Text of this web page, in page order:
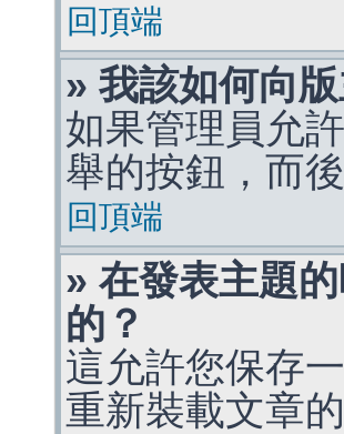
回頂端
» 我該如何向
如果管理員允
舉的按鈕，而
回頂端
» 在發表主題
的？
這允許您保存
重新裝載文章